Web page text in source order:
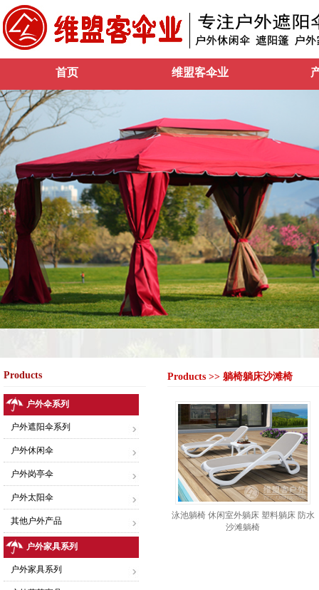
首页 维盟客伞业
Products
户外伞系列
户外遮阳伞系列
户外休闲伞
户外岗亭伞
户外太阳伞
其他户外产品
户外家具系列
户外家具系列
Products >> 躺椅躺床沙滩椅
泳池躺椅 休闲室外躺床 塑料躺床 防水
沙滩躺椅